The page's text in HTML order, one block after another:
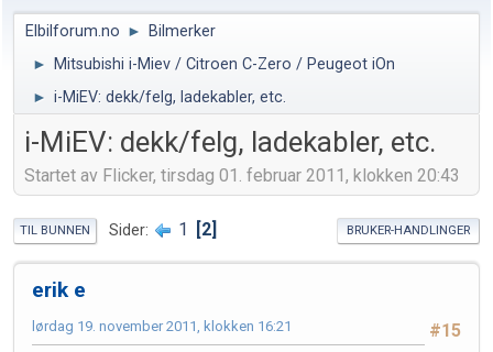
Elbilforum.no ►
Bilmerker
►
Mitsubishi i-Miev / Citroen C-Zero / Peugeot iOn
► i-MiEV: dekk/felg, ladekabler, etc.
i-MiEV: dekk/felg, ladekabler, etc.
Startet av Flicker, tirsdag 01. februar 2011, klokken 20:43
TIL BUNNEN Sider 1 2 BRUKER-HANDLINGER
erik e
#15
lørdag 19. november 2011, klokken 16:21